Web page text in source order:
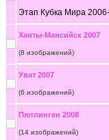
Этап Кубка Мира
Ханты-Мансийск 2007
(8 изображений)
Уват 2007
(6 изображений)
Пютлинген 2008
(14 изображений)